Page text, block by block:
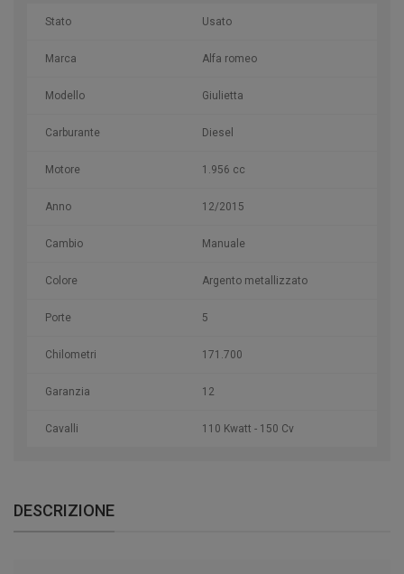
Stato Usato
Marca Alfa romeo
Modello Giulietta
Carburante Diesel
Motore 1.956 cc
Anno 12/2015
Cambio Manuale
Colore Argento metallizzato
Porte 5
Chilometri 171.700
Garanzia 12
Cavalli 110 Kwatt - 150 Cv
DESCRIZIONE